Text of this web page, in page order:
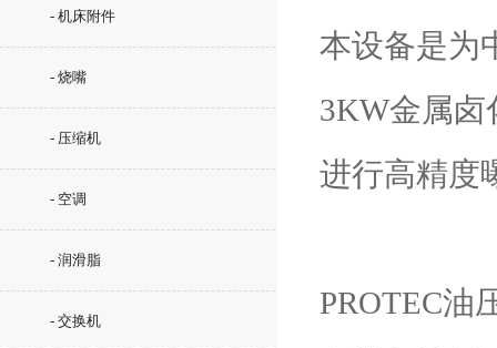
- 机床附件
- 烧嘴
- 压缩机
- 空调
- 润滑脂
- 交换机
本设备是为
3KW金属卤
进行高精度
PROTEC油